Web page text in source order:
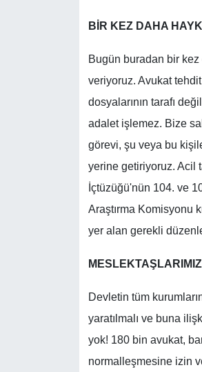
BİR KEZ DAHA
Bugün buradan bir
veriyoruz. Avukat
dosyalarının tarafı
adalet işlemez. Bize
görevi, şu veya bu
yerine getiriyoruz. Acil
İçtüzüğü'nün 104. ve
Araştırma Komisyonu
yer alan gerekli
Devletin tüm
yaratılmalı ve buna
yok! 180 bin avukat,
normalleşmesine izin